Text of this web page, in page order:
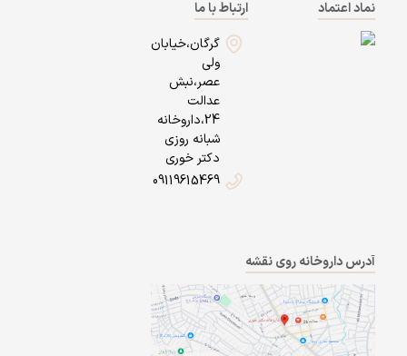
نماد اعتماد
ارتباط با ما
گرگان،خیابان
ولی
عصر،نبش
عدالت
24،داروخانه
شبانه روزی
دکتر خوری
09119615469
آدرس داروخانه روی نقشه